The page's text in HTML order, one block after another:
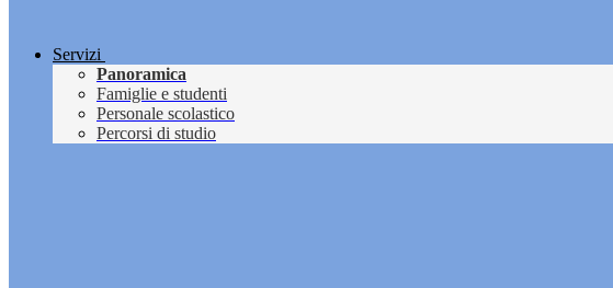
Servizi
Panoramica
Famiglie e studenti
Personale scolastico
Percorsi di studio